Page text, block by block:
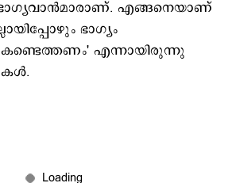
എങ്ങനെയാണ്
ഭാഗ്യം
കണ്ടെത്തണം' എന്നായിരുന്നു